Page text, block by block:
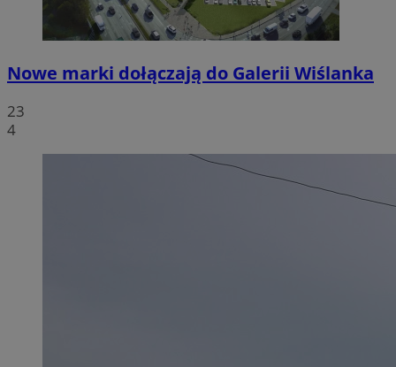
Nowe marki dołączają do Galerii Wiślanka
23
4